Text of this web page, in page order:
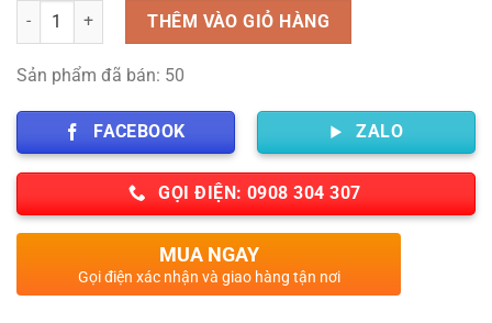
Số lượng THÊM VÀO GIỎ HÀNG
Sản phẩm đã bán: 50
FACEBOOK ZALO
GỌI ĐIỆN: 0908 304 307
MUA NGAY
Gọi điện xác nhận và giao hàng tận nơi